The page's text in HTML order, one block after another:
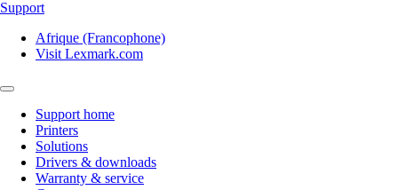
Support
Afrique (Francophone)
Visit Lexmark.com
Support home
Printers
Solutions
Drivers & downloads
Warranty & service